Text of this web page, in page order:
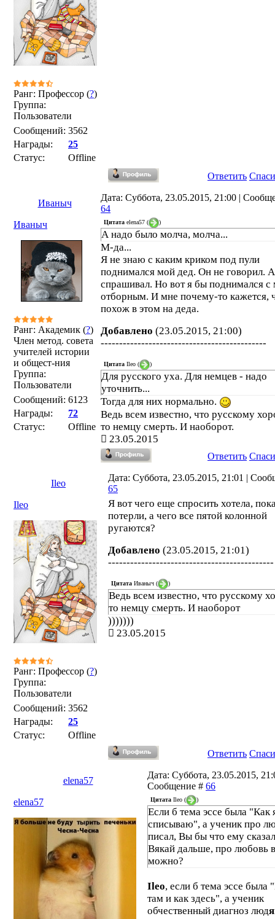
Ранг: Профессор (?)
Группа:
Пользователи
Сообщений: 3562
Награды:
25
Статус:
Offline
Ответить
Иваныч
Дата: Суббота, 23.05.2015, 21:00 |
64
Иваныч
Ранг: Академик (?)
Член метод. совета
учителей истории
и общест-ния
Группа:
Пользователи
Сообщений: 6123
Награды:
72
Статус:
Offline
Цитата elena57 ( )
А надо было молча, молча...
М-да...
Я не знаю с каким криком под пули
поднимался мой дед. Он не говорил.
спрашивал. Но вот я бы поднимался с
отборным. И мне почему-то кажется,
похож в этом на деда.
Добавлено (23.05.2015, 21:00)
---------------------------------------------
Цитата Ileo ( )
Для русского уха. Для немцев - надо
уточнить...
Тогда для них нормально.
Ведь всем известно, что русскому
то немцу смерть. И наоборот.
23.05.2015
Ответить
Ileo
Дата: Суббота, 23.05.2015, 21:01 |
65
Ileo
Ранг: Профессор (?)
Группа:
Пользователи
Сообщений: 3562
Награды:
25
Статус:
Offline
Я вот чего еще спросить хотела,
потерли, а чего все пятой колонной
ругаются?
Добавлено (23.05.2015, 21:01)
---------------------------------------------
Цитата Иваныч ( )
Ведь всем известно, что русскому
то немцу смерть. И наоборот
)))))))
23.05.2015
Ответить
elena57
Дата: Суббота, 23.05.2015,
Сообщение # 66
elena57
Цитата Ileo ( )
Если б тема эссе была "Как
списываю", а ученик про
писал, Вы бы что ему
Вякай дальше, про любовь
можно?
Ileo, если б тема эссе была
там и как здесь", а ученик
обчественный диагноз людя